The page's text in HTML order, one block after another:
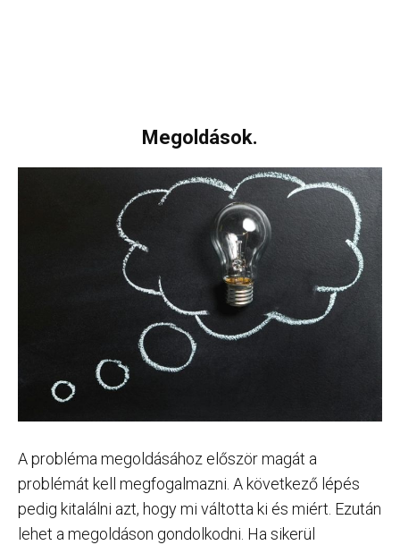
Megoldások.
A probléma megoldásához először magát a
problémát kell megfogalmazni. A következő lépés
pedig kitalálni azt, hogy mi váltotta ki és miért. Ezután
lehet a megoldáson gondolkodni. Ha sikerül